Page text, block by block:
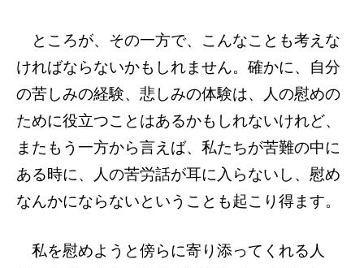
ところが、その一方で、こんなことも考えな
ければならないかもしれません。確かに、自分
の苦しみの経験、悲しみの体験は、人の慰めの
ために役立つことはあるかもしれないけれど、
またもう一方から言えば、私たちが苦難の中に
ある時に、人の苦労話が耳に入らないし、慰め
なんかにならないということも起こり得ます。
私を慰めようと傍らに寄り添ってくれる人